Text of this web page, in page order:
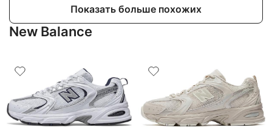
Показать больше похожих
New Balance